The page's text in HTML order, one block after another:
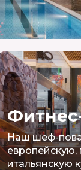
Наш шеф-
европейскую,
итальянскую